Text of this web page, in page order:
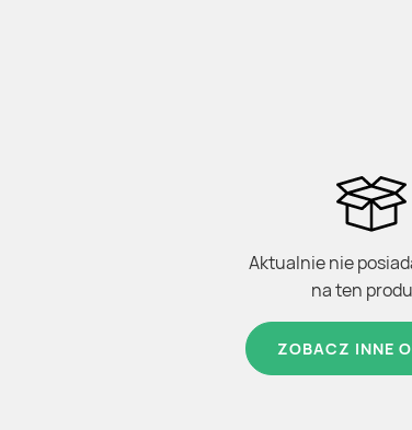
Aktualnie nie
na ten
ZOBACZ INNE